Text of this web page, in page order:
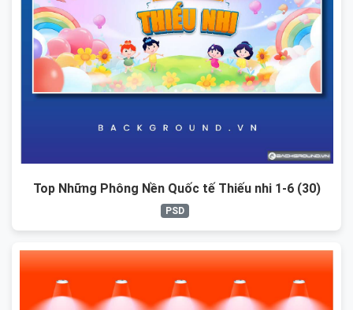
Top Những Phông Nền Quốc tế Thiếu nhi 1-6 (30)
PSD